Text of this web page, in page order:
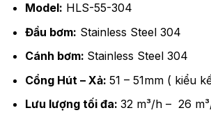
Model: HLS-55-304
Đầu bơm: Stainless Steel 304
Cánh bơm: Stainless Steel 304
Cổng Hút – Xả: 51 – 51mm ( kiểu
Lưu lượng tối đa: 32 m³/h – 26